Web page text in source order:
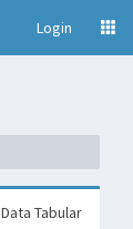
Login (current)
Data Tabular